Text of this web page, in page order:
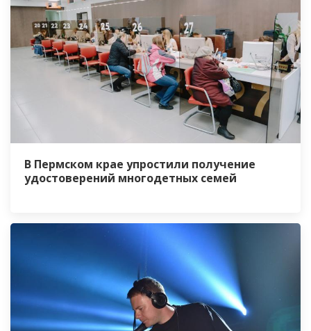
В Пермском крае упростили получение
удостоверений многодетных семей